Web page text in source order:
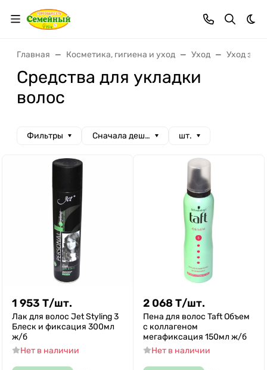
Главная Косметика, гигиена и уход Уход Уход за
Средства для укладки
волос
Фильтры Сначала дешевые шт.
1 953 Т/шт.
Лак для волос Jet Styling 3
Блеск и фиксация 300мл
ж/б
Нет в наличии
2 068 Т/шт.
Пена для волос Taft Объем
c коллагеном
мегафиксация 150мл ж/б
Нет в наличии